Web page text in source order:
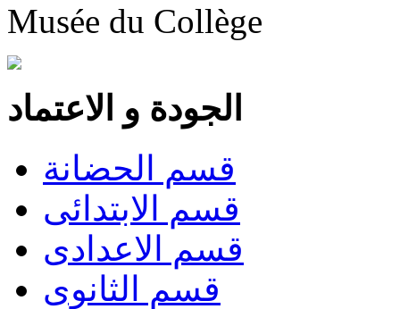
Musée du Collège
الجودة و الاعتماد
قسم الحضانة
قسم الابتدائى
قسم الاعدادى
قسم الثانوى